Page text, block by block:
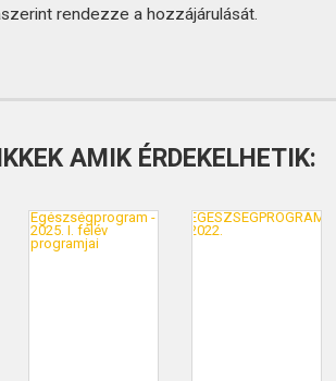
rendezze a hozzájárulását.
AMIK ÉRDEKELHETIK: